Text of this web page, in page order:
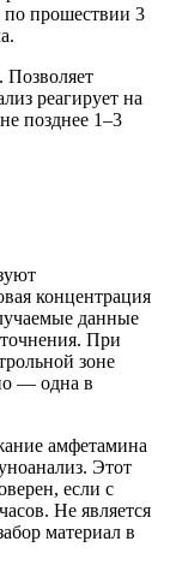
по прошествии 3
реагирует на
позднее 1–3
концентрация
данные
При
зоне
— одна в
амфетамина
Этот
если с
Не является
материал в